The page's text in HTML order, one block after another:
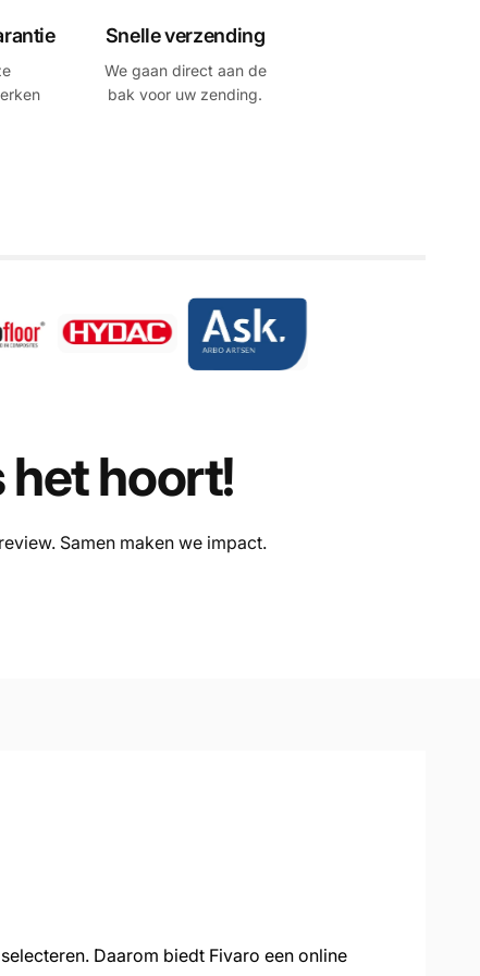
Snelle verzending
We gaan direct aan de
bak voor uw zending.
het hoort!
Samen maken we impact.
Daarom biedt Fivaro een online